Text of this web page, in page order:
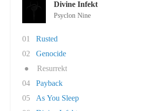
Divine Infekt
Psyclon Nine
01
Rusted
02
Genocide
●
Resurrekt
04
Payback
05
As You Sleep